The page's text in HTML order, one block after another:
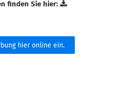
finden Sie hier:
hier online ein.